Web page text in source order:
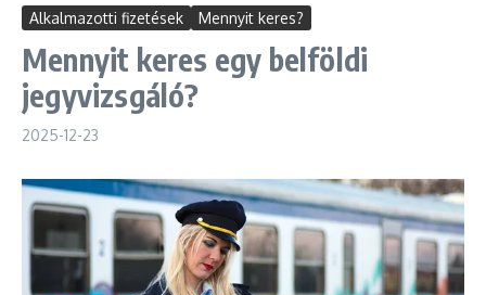
Alkalmazotti fizetések Mennyit keres?
Mennyit keres egy belföldi
jegyvizsgáló?
2025-12-23